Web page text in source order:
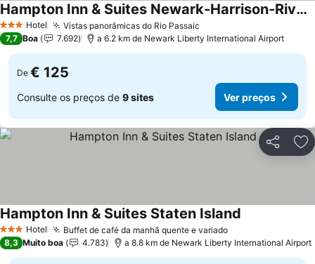
3 EstrelasHotel Vistas panorâmicas do Rio Passaic
Hampton Inn & Suites Newark-Harrison-Riverwalk
7,7 Boa 7.692 a 6.2 km de Newark Liberty International Airport
De € 125
Consulte os preços de 9 sites Ver preços
Partilhar
3 EstrelasHotel Buffet de café da manhã quente e variado
Hampton Inn & Suites Staten Island
8,3 Muito boa 4.783 a 8.8 km de Newark Liberty International Airport